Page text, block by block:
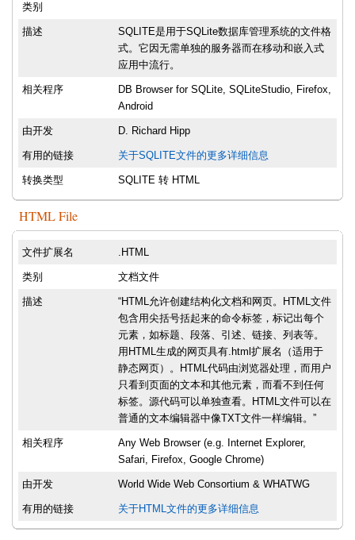
类别
描述
SQLITE是用于SQLite数据库管理系统的文件格
式。它因无需单独的服务器而在移动和嵌入式
应用中流行。
相关程序
DB Browser for SQLite, SQLiteStudio, Firefox,
Android
由开发 D. Richard Hipp
有用的链接 关于SQLITE文件的更多详细信息
转换类型 SQLITE 转 HTML
HTML File
文件扩展名 .HTML
类别 文档文件
描述
“HTML允许创建结构化文档和网页。HTML文件
包含用尖括号括起来的命令标签，标记出每个
元素，如标题、段落、引述、链接、列表等。
用HTML生成的网页具有.html扩展名（适用于
静态网页）。HTML代码由浏览器处理，而用户
只看到页面的文本和其他元素，而看不到任何
标签。源代码可以单独查看。HTML文件可以在
普通的文本编辑器中像TXT文件一样编辑。”
相关程序
Any Web Browser (e.g. Internet Explorer,
Safari, Firefox, Google Chrome)
由开发 World Wide Web Consortium & WHATWG
有用的链接 关于HTML文件的更多详细信息